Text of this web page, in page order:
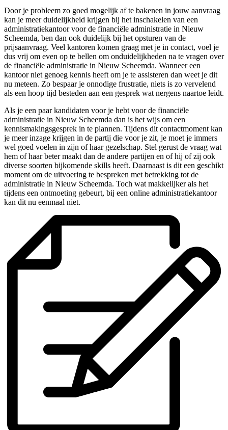
Door je probleem zo goed mogelijk af te bakenen in jouw aanvraag
kan je meer duidelijkheid krijgen bij het inschakelen van een
administratiekantoor voor de financiële administratie in Nieuw
Scheemda, ben dan ook duidelijk bij het opsturen van de
prijsaanvraag. Veel kantoren komen graag met je in contact, voel je
dus vrij om even op te bellen om onduidelijkheden na te vragen over
de financiële administratie in Nieuw Scheemda. Wanneer een
kantoor niet genoeg kennis heeft om je te assisteren dan weet je dit
nu meteen. Zo bespaar je onnodige frustratie, niets is zo vervelend
als een hoop tijd besteden aan een gesprek wat nergens naartoe leidt.
Als je een paar kandidaten voor je hebt voor de financiële
administratie in Nieuw Scheemda dan is het wijs om een
kennismakingsgesprek in te plannen. Tijdens dit contactmoment kan
je meer inzage krijgen in de partij die voor je zit, je moet je immers
wel goed voelen in zijn of haar gezelschap. Stel gerust de vraag wat
hem of haar beter maakt dan de andere partijen en of hij of zij ook
diverse soorten bijkomende skills heeft. Daarnaast is dit een geschikt
moment om de uitvoering te bespreken met betrekking tot de
administratie in Nieuw Scheemda. Toch wat makkelijker als het
tijdens een ontmoeting gebeurt, bij een online administratiekantoor
kan dit nu eenmaal niet.